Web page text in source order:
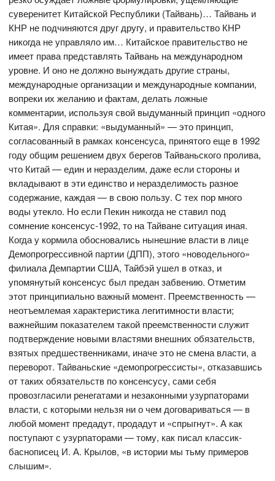
суверенитет Китайской Республики (Тайвань)… Тайвань и
КНР не подчиняются друг другу, и правительство КНР
никогда не управляло им… Китайское правительство не
имеет права представлять Тайвань на международном
уровне. И оно не должно вынуждать другие страны,
международные организации и международные компании,
вопреки их желанию и фактам, делать ложные
комментарии, используя свой выдуманный принцип «одного
Китая». Для справки: «выдуманный» — это принцип,
согласованный в рамках консенсуса, принятого еще в 1992
году общим решением двух берегов Тайваньского пролива,
что Китай — един и неразделим, даже если стороны и
вкладывают в эти единство и неразделимость разное
содержание, каждая — в свою пользу. С тех пор много
воды утекло. Но если Пекин никогда не ставил под
сомнение консенсус-1992, то на Тайване ситуация иная.
Когда у кормила обосновались нынешние власти в лице
Демопрогрессивной партии (ДПП), этого «новодельного»
филиала Демпартии США, Тайбэй ушел в отказ, и
упомянутый консенсус был предан забвению. Отметим
этот принципиально важный момент. Преемственность —
неотъемлемая характеристика легитимности власти;
важнейшим показателем такой преемственности служит
подтверждение новыми властями внешних обязательств,
взятых предшественниками, иначе это не смена власти, а
переворот. Тайваньские «демопрогрессисты», отказавшись
от таких обязательств по консенсусу, сами себя
провозгласили ренегатами и незаконными узурпаторами
власти, с которыми нельзя ни о чем договариваться — в
любой момент предадут, продадут и «спрыгнут». А как
поступают с узурпаторами — тому, как писал классик-
баснописец И. А. Крылов, «в истории мы тьму примеров
слышим».